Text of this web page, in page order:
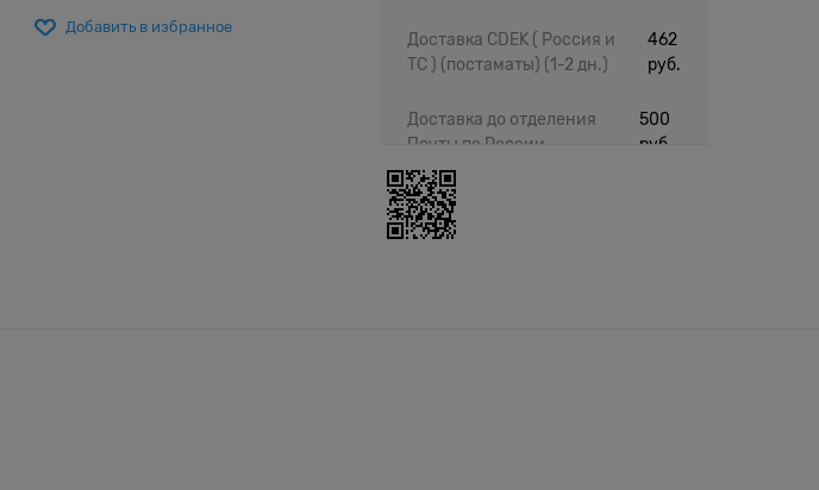
Добавить в избранное
Доставка CDEK ( Россия и
ТС ) (постаматы) (1-2 дн.)
462
руб.
Доставка до отделения
Почты по России
500
руб.